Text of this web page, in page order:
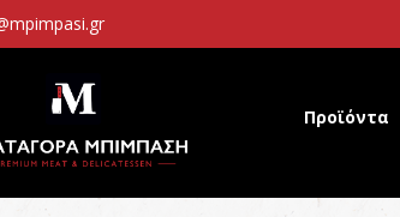
Προϊόντα